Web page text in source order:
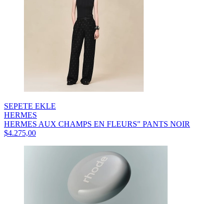
SEPETE EKLE
HERMES
HERMES AUX CHAMPS EN FLEURS" PANTS NOIR
$4.275,00